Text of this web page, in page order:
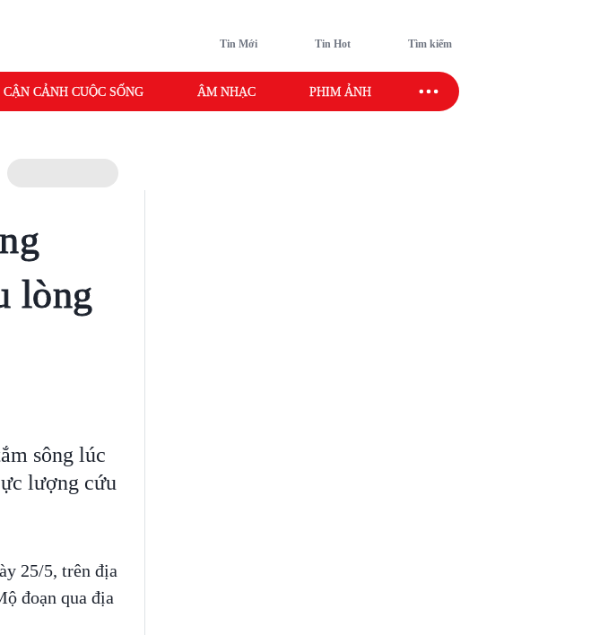
Tin Mới Tin Hot Tìm kiếm
CẬN CẢNH CUỘC SỐNG ÂM NHẠC PHIM ẢNH SAO SPORT
lòng
sông lúc
lượng cứu
25/5, trên địa
đoạn qua địa